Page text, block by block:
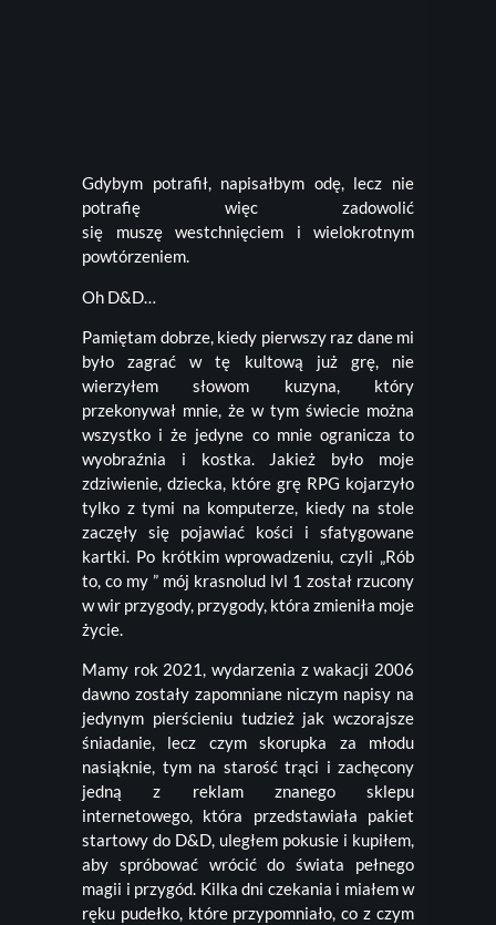
Gdybym potrafił, napisałbym odę, lecz nie
potrafię więc zadowolić
się muszę westchnięciem i wielokrotnym
powtórzeniem.
Oh D&D…
Pamiętam dobrze, kiedy pierwszy raz dane mi
było zagrać w tę kultową już grę, nie
wierzyłem słowom kuzyna, który
przekonywał mnie, że w tym świecie można
wszystko i że jedyne co mnie ogranicza to
wyobraźnia i kostka. Jakież było moje
zdziwienie, dziecka, które grę RPG kojarzyło
tylko z tymi na komputerze, kiedy na stole
zaczęły się pojawiać kości i sfatygowane
kartki. Po krótkim wprowadzeniu, czyli „Rób
to, co my ” mój krasnolud lvl 1 został rzucony
w wir przygody, przygody, która zmieniła moje
życie.
Mamy rok 2021, wydarzenia z wakacji 2006
dawno zostały zapomniane niczym napisy na
jedynym pierścieniu tudzież jak wczorajsze
śniadanie, lecz czym skorupka za młodu
nasiąknie, tym na starość trąci i zachęcony
jedną z reklam znanego sklepu
internetowego, która przedstawiała pakiet
startowy do D&D, uległem pokusie i kupiłem,
aby spróbować wrócić do świata pełnego
magii i przygód. Kilka dni czekania i miałem w
ręku pudełko, które przypomniało, co z czym